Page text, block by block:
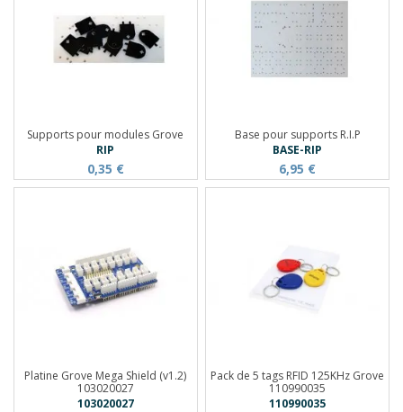
Supports pour modules Grove
RIP
0,35 €
Base pour supports R.I.P
BASE-RIP
6,95 €
Platine Grove Mega Shield (v1.2)
103020027
103020027
Pack de 5 tags RFID 125KHz Grove
110990035
110990035